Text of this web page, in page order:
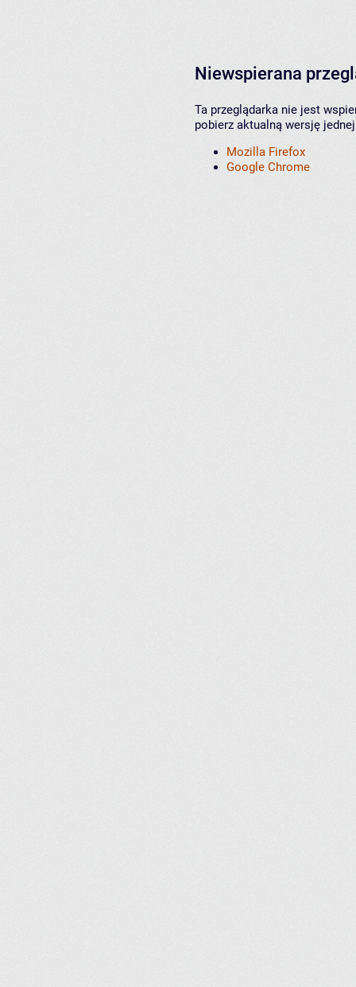
Niewspierana
Ta przeglądarka nie jest
pobierz aktualną wersję
Mozilla Firefox
Google Chrome